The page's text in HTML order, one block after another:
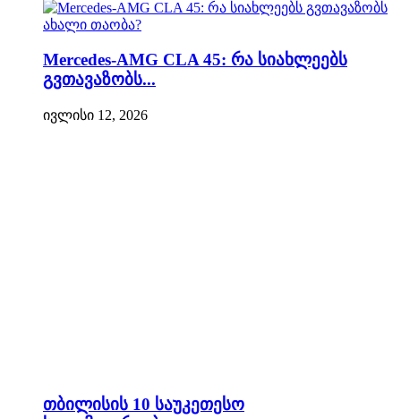
Mercedes-AMG CLA 45: რა სიახლეებს
გვთავაზობს...
ივლისი 12, 2026
თბილისის 10 საუკეთესო